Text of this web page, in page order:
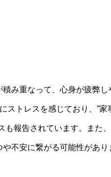
み重なって、心身が疲弊
ストレスを感じており、”
も報告されています。また
不安に繋がる可能性があり